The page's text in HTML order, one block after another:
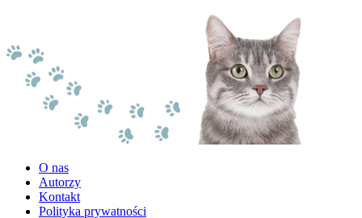
O nas
Autorzy
Kontakt
Polityka prywatności